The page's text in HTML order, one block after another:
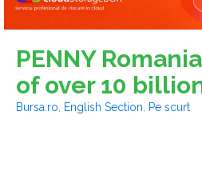
PENNY
of over 10
Bursa.ro English Section
Pe scurt